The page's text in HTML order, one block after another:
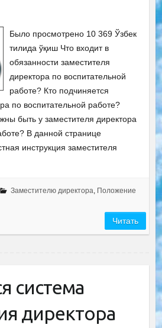
Было просмотрено 10 369 Ўзбек
тилида ўқиш Что входит в
обязанности заместителя
директора по воспитательной
работе? Кто подчиняется
по воспитательной работе?
быть у заместителя директора
В данной странице
инструкция заместителя
Заместителю директора, Положение
Читать
система
директора